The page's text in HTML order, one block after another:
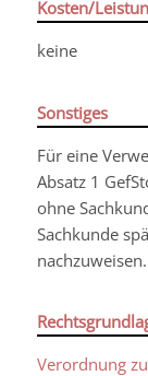
Kosten/
keine
Sonstiges
Für eine
Absatz 1
ohne
Sachkunde
nachzuweisen.
Verordnung